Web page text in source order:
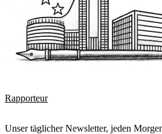
Rapporteur
Unser täglicher Newsletter, jeden